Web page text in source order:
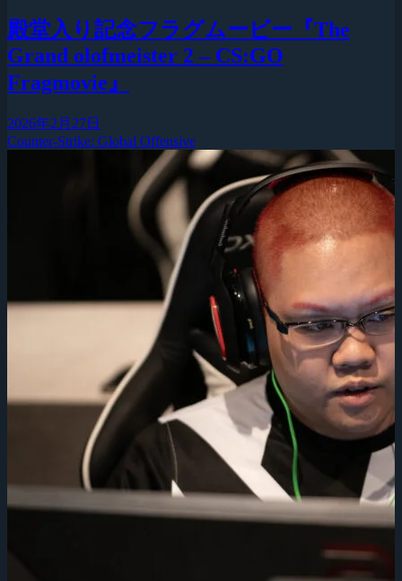
殿堂入り記念フラグムービー『The
Grand olofmeister 2 – CS:GO
Fragmovie』
2026年2月27日
Counter-Strike: Global Offensive